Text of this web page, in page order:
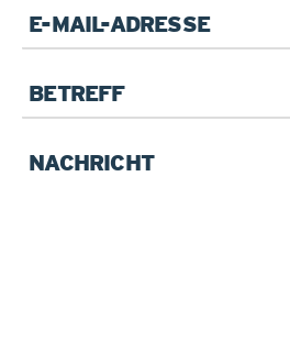
Pflichtfeld
E-
Mail*
Betreff
Pflichtfeld
Ihre